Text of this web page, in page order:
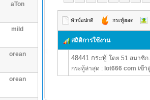
aTon
mild
orean
orean
หัวข้อปกติ กระทู้ฮอต
สถิติการใช้งาน
48441 กระทู้ โดย 51 สมาชิ
กระทู้ล่าสุด : lot666 com เข้